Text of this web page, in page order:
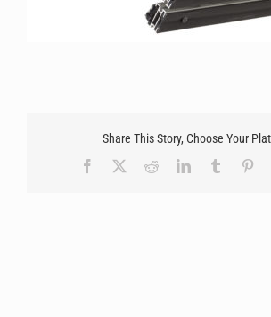
Share This Story, Choose Your
Facebook
RedditLinkedInTumblr